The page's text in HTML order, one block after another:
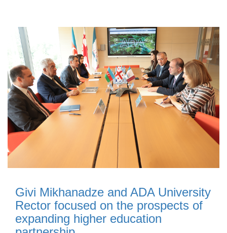
Givi Mikhanadze and ADA University
Rector focused on the prospects of
expanding higher education